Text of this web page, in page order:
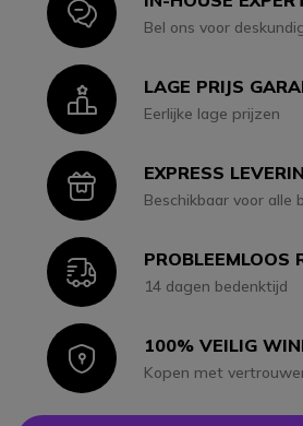
IconBel ons voor
IconLAGE PRIJS
Eerlijke lage prijzen
IconEXPRESS
Beschikbaar voor alle
IconPROBLEEMLOOS
14 dagen bedenktijd
Icon100% VEILIG
Kopen met